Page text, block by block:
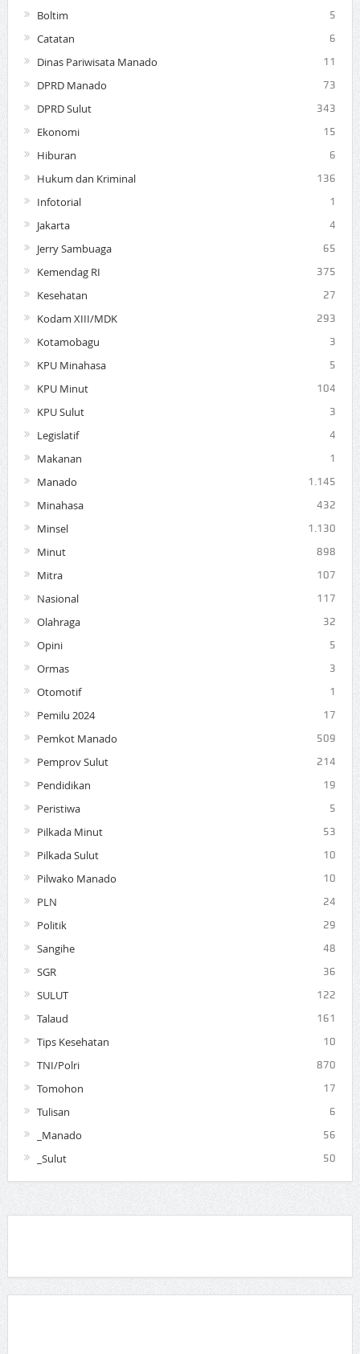
Boltim 5
Catatan 6
Dinas Pariwisata Manado 11
DPRD Manado 73
DPRD Sulut 343
Ekonomi 15
Hiburan 6
Hukum dan Kriminal 136
Infotorial 1
Jakarta 4
Jerry Sambuaga 65
Kemendag RI 375
Kesehatan 27
Kodam XIII/MDK 293
Kotamobagu 3
KPU Minahasa 5
KPU Minut 104
KPU Sulut 3
Legislatif 4
Makanan 1
Manado 1.145
Minahasa 432
Minsel 1.130
Minut 898
Mitra 107
Nasional 117
Olahraga 32
Opini 5
Ormas 3
Otomotif 1
Pemilu 2024 17
Pemkot Manado 509
Pemprov Sulut 214
Pendidikan 19
Peristiwa 5
Pilkada Minut 53
Pilkada Sulut 10
Pilwako Manado 10
PLN 24
Politik 29
Sangihe 48
SGR 36
SULUT 122
Talaud 161
Tips Kesehatan 10
TNI/Polri 870
Tomohon 17
Tulisan 6
_Manado 56
_Sulut 50